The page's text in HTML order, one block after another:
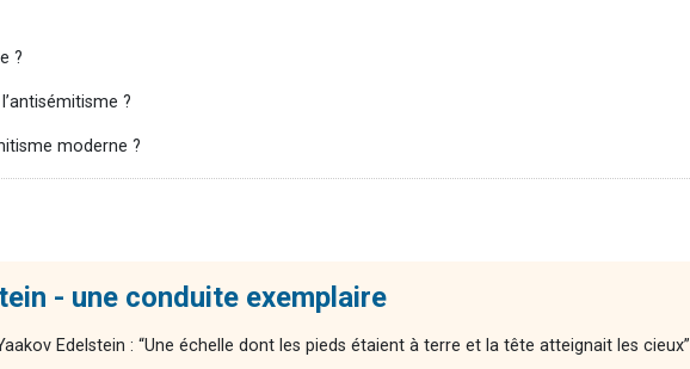
?
?
moderne ?
- une conduite exemplaire
Edelstein : “Une échelle dont les pieds étaient à terre et la tête atteignait les cieux”